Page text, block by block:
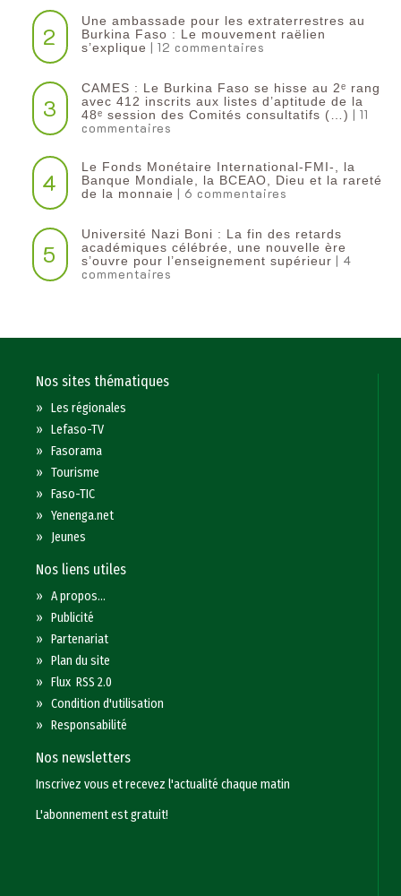
2
Une ambassade pour les extraterrestres au
Burkina Faso : Le mouvement raëlien
s’explique | 12 commentaires
3
CAMES : Le Burkina Faso se hisse au 2ᵉ rang
avec 412 inscrits aux listes d’aptitude de la
48ᵉ session des Comités consultatifs (…) | 11
commentaires
4
Le Fonds Monétaire International-FMI-, la
Banque Mondiale, la BCEAO, Dieu et la rareté
de la monnaie | 6 commentaires
5
Université Nazi Boni : La fin des retards
académiques célébrée, une nouvelle ère
s’ouvre pour l’enseignement supérieur | 4
commentaires
Nos sites thématiques
»Les régionales
»Lefaso-TV
»Fasorama
»Tourisme
»Faso-TIC
»Yenenga.net
» Jeunes
Nos liens utiles
»A propos...
»Publicité
»Partenariat
»Plan du site
»Flux RSS 2.0
»Condition d'utilisation
»Responsabilité
Nos newsletters
Inscrivez vous et recevez l'actualité chaque matin
L'abonnement est gratuit!